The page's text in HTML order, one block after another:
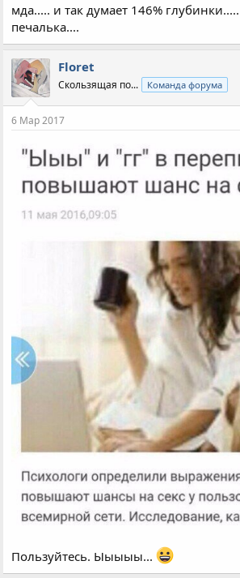
мда..... и так думает 146% глубинки.....
печалька....
Floret
Скользящая по... Команда форума
6 Мар 2017
Пользуйтесь. Ыыыыы...